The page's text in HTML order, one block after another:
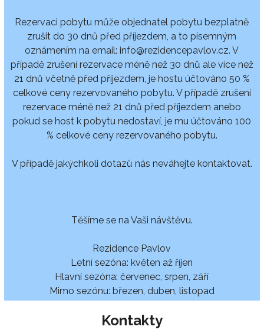
Rezervaci pobytu může objednatel pobytu bezplatně
zrušit do 30 dnů před příjezdem, a to písemným
oznámením na email: info@rezidencepavlov.cz. V
případě zrušení rezervace méně než 30 dnů ale více než
21 dnů včetně před příjezdem, je hostu účtováno 50 %
celkové ceny rezervovaného pobytu. V případě zrušení
rezervace méně než 21 dnů před příjezdem anebo
pokud se host k pobytu nedostaví, je mu účtováno 100
% celkové ceny rezervovaného pobytu.
V případě jakýchkoli dotazů nás neváhejte kontaktovat.
Těšíme se na Vaši návštěvu.
Rezidence Pavlov
Letní sezóna: květen až říjen
Hlavní sezóna: červenec, srpen, září
Mimo sezónu: březen, duben, listopad
Kontakty